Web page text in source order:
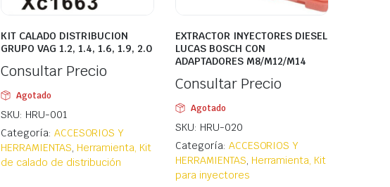
KIT CALADO DISTRIBUCION
GRUPO VAG 1.2, 1.4, 1.6, 1.9, 2.0
Consultar Precio
Agotado
SKU: HRU-001
Categoría: ACCESORIOS Y
HERRAMIENTAS, Herramienta, Kit
de calado de distribución
EXTRACTOR INYECTORES DIESEL
LUCAS BOSCH CON
ADAPTADORES M8/M12/M14
Consultar Precio
Agotado
SKU: HRU-020
Categoría: ACCESORIOS Y
HERRAMIENTAS, Herramienta, Kit
para inyectores